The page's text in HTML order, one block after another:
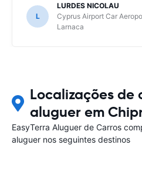
L
LURDES NICOLAU
Cyprus Airport Car
Larnaca
Localizações de
aluguer em
EasyTerra Aluguer de Carros
aluguer nos seguintes destinos